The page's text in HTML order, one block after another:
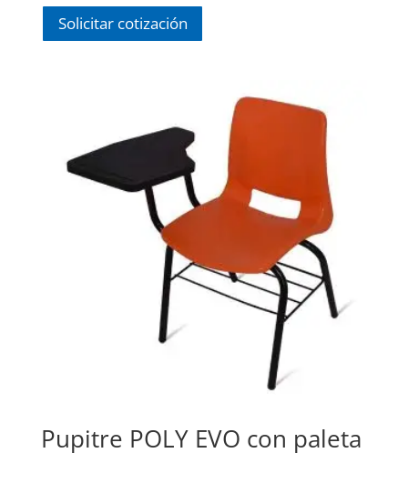
Solicitar cotización
Pupitre POLY EVO con paleta